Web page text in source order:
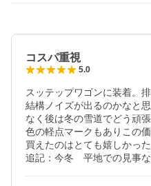
コスパ重視
5.0
スッテップワゴンに装着。
結構ノイズが出るのかなと
なく後は冬の雪道でどう頑
色の軽点マークもありこの
買えたのはとても嬉しかっ
追記：今冬　平地での見事